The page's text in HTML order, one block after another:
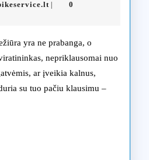
SRAM
komponentų
priežiūra:
patarimai
bikeservice.lt
0
nepriklausomai nuo
ar įveikia kalnus,
su tuo pačiu klausimu –